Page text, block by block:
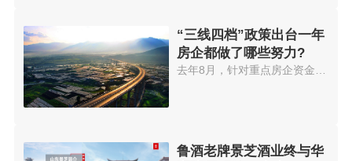
“三线四档”政策出台一年
房企都做了哪些努力?
去年8月，针对重点房企资金监测...
鲁酒老牌景芝酒业终与华